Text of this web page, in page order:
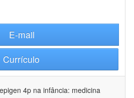
E-mail
Currículo
4p na infância: medicina